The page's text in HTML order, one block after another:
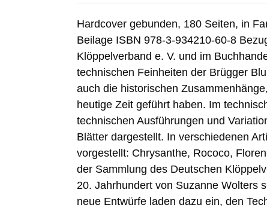
Hardcover gebunden, 180 Seiten, in
Beilage ISBN 978-3-934210-60-8
Klöppelverband e. V. und im
technischen Feinheiten der Brügger
auch die historischen
heutige Zeit geführt haben. Im
technischen Ausführungen und
Blätter dargestellt. In verschiedenen
vorgestellt: Chrysanthe, Rococo,
der Sammlung des Deutschen
20. Jahrhundert von Suzanne Wolters
neue Entwürfe laden dazu ein, den